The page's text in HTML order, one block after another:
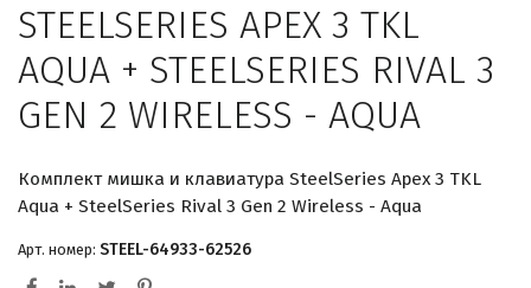
STEELSERIES APEX 3 TKL
AQUA + STEELSERIES RIVAL 3
GEN 2 WIRELESS - AQUA
Комплект мишка и клавиатура SteelSeries Apex 3 TKL
Aqua + SteelSeries Rival 3 Gen 2 Wireless - Aqua
Арт. номер: STEEL-64933-62526